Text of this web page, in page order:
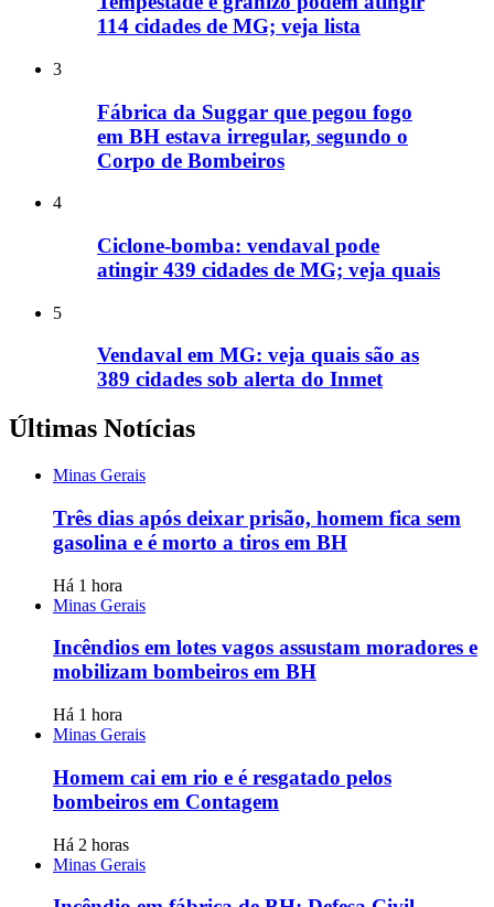
114 cidades de MG; veja lista
3
Fábrica da Suggar que pegou fogo
em BH estava irregular, segundo o
Corpo de Bombeiros
4
Ciclone-bomba: vendaval pode
atingir 439 cidades de MG; veja quais
5
Vendaval em MG: veja quais são as
389 cidades sob alerta do Inmet
Últimas Notícias
Minas Gerais
Três dias após deixar prisão, homem fica sem
gasolina e é morto a tiros em BH
Há 1 hora
Minas Gerais
Incêndios em lotes vagos assustam moradores e
mobilizam bombeiros em BH
Há 1 hora
Minas Gerais
Homem cai em rio e é resgatado pelos
bombeiros em Contagem
Há 2 horas
Minas Gerais